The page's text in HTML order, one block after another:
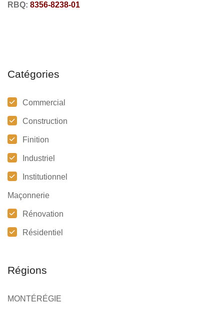
RBQ: 8356-8238-01
Catégories
Commercial
Construction
Finition
Industriel
Institutionnel
Maçonnerie
Rénovation
Résidentiel
Régions
MONTÉRÉGIE